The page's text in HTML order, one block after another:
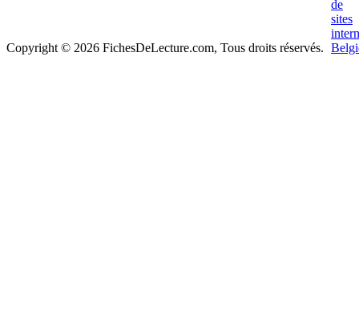
Copyright © 2026 FichesDeLecture.com, Tous droits réservés.